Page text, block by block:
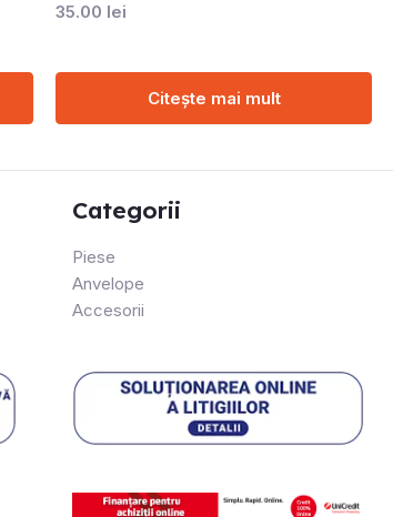
35.00 lei
Citește mai mult
Categorii
Piese
Anvelope
Accesorii